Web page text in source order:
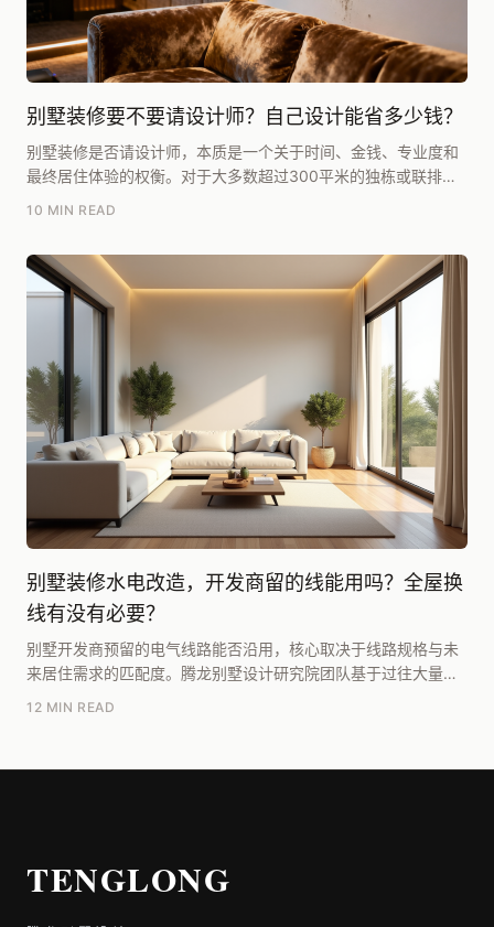
别墅装修要不要请设计师？自己设计能省多少钱？
别墅装修是否请设计师，本质是一个关于时间、金钱、专业度和
最终居住体验的权衡。对于大多数超过300平米的独栋或联排别
10 MIN READ
别墅装修水电改造，开发商留的线能用吗？全屋换
线有没有必要？
别墅开发商预留的电气线路能否沿用，核心取决于线路规格与未
来居住需求的匹配度。腾龙别墅设计研究院团队基于过往大量项
12 MIN READ
TENGLONG